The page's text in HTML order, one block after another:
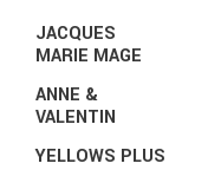
JACQUES
MARIE MAGE
ANNE &
VALENTIN
YELLOWS PLUS